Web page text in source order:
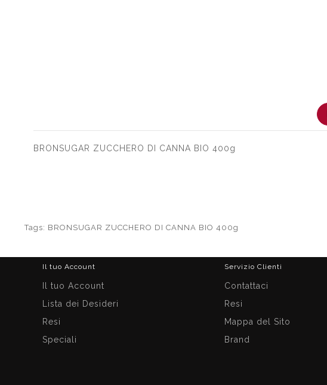
BRONSUGAR ZUCCHERO DI CANNA BIO 400g
Tags: BRONSUGAR ZUCCHERO DI CANNA BIO 400g
Servizio Clienti
Contattaci
Resi
Mappa del Sito
Brand
Il tuo Account
Il tuo Account
Lista dei Desideri
Resi
Speciali